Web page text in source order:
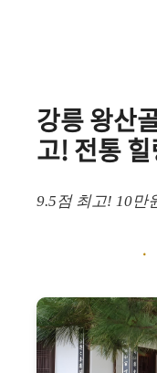
강릉 왕산
고! 전통
9.5점 최고! 10만